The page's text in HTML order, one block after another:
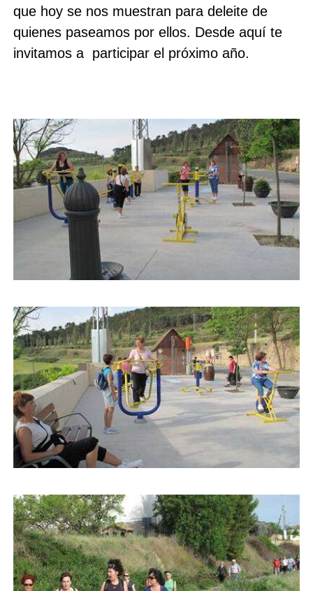
que hoy se nos muestran para deleite de
quienes paseamos por ellos. Desde aquí te
invitamos a participar el próximo año.